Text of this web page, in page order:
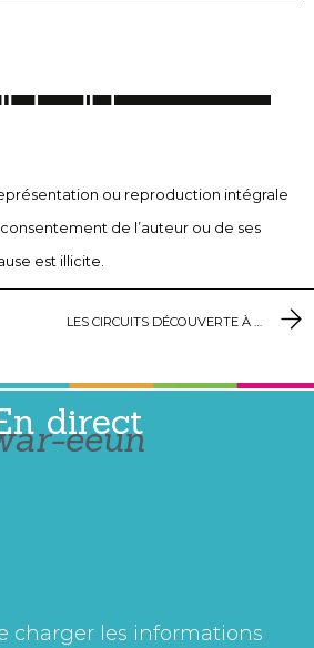
ou reproduction intégrale
de l’auteur ou de ses
est illicite.
LES CIRCUITS DÉCOUVERTE À VÉLO
direct
eeun
charger les informations